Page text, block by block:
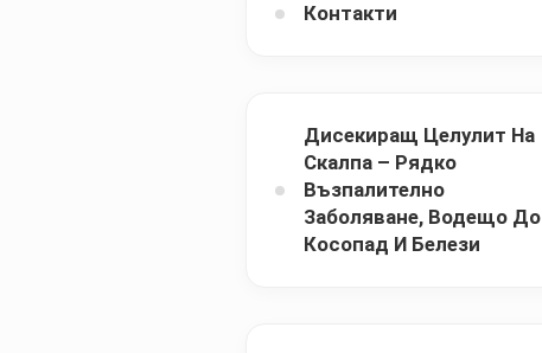
Контакти
Дисекиращ Целулит На
Скалпа – Рядко
Възпалително
Заболяване, Водещо До
Косопад И Белези